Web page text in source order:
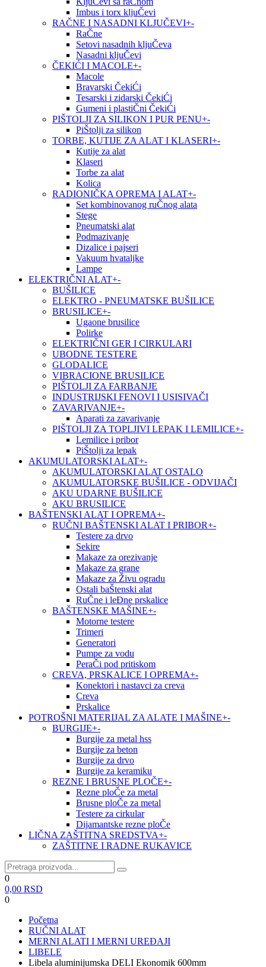
Imbus i torx kljuČevi
RAČNE I NASADNI KLJUČEVI+-
RaČne
Setovi nasadnih kljuČeva
Nasadni kljuČevi
ČEKIĆI I MACOLE+-
Macole
Bravarski ČekiĆi
Tesarski i zidarski ČekiĆi
Gumeni i plastiČni ČekiĆi
PIŠTOLJI ZA SILIKON I PUR PENU+-
PiŠtolji za silikon
TORBE, KUTIJE ZA ALAT I KLASERI+-
Kutije za alat
Klaseri
Torbe za alat
Kolica
RADIONIČKA OPREMA I ALAT+-
Set kombinovanog ruČnog alata
Stege
Pneumatski alat
Podmazivanje
Dizalice i pajseri
Vakuum hvataljke
Lampe
ELEKTRIČNI ALAT+-
BUŠILICE
ELEKTRO - PNEUMATSKE BUŠILICE
BRUSILICE+-
Ugaone brusilice
Polirke
ELEKTRIČNI GER I CIRKULARI
UBODNE TESTERE
GLODALICE
VIBRACIONE BRUSILICE
PIŠTOLJI ZA FARBANJE
INDUSTRIJSKI FENOVI I USISIVAČI
ZAVARIVANJE+-
Aparati za zavarivanje
PIŠTOLJI ZA TOPLJIVI LEPAK I LEMILICE+-
Lemilice i pribor
PiŠtolji za lepak
AKUMULATORSKI ALAT+-
AKUMULATORSKI ALAT OSTALO
AKUMULATORSKE BUŠILICE - ODVIJAČI
AKU UDARNE BUŠILICE
AKU BRUSILICE
BAŠTENSKI ALAT I OPREMA+-
RUČNI BAŠTENSKI ALAT I PRIBOR+-
Testere za drvo
Sekire
Makaze za orezivanje
Makaze za grane
Makaze za Živu ogradu
Ostali baŠtenski alat
RuČne i leĐne prskalice
BAŠTENSKE MAŠINE+-
Motorne testere
Trimeri
Generatori
Pumpe za vodu
PeraČi pod pritiskom
CREVA, PRSKALICE I OPREMA+-
Konektori i nastavci za creva
Creva
Prskalice
POTROŠNI MATERIJAL ZA ALATE I MAŠINE+-
BURGIJE+-
Burgije za metal hss
Burgije za beton
Burgije za drvo
Burgije za keramiku
REZNE I BRUSNE PLOČE+-
Rezne ploČe za metal
Brusne ploČe za metal
Testere za cirkular
Dijamantske rezne ploČe
LIČNA ZAŠTITNA SREDSTVA+-
ZAŠTITNE I RADNE RUKAVICE
0
0,00 RSD
0
Početna
RUČNI ALAT
MERNI ALATI I MERNI UREĐAJI
LIBELE
Libela aluminijumska DELI Ekonomik 600mm